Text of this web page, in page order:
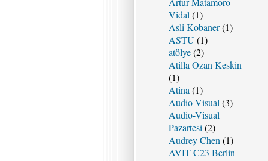
Vidal (1)
Asli Kobaner(1)
ASTU (1)
atölye(2)
Atilla Ozan Keskin
(1)
Atina (1)
Audio Visual (3)
Audio-Visual
Pazartesi (2)
Audrey Chen (1)
AVIT C23 Berlin